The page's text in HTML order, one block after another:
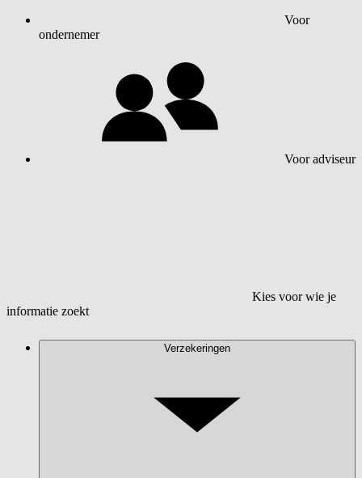
Voor
ondernemer
Voor adviseur
Kies voor wie je
informatie zoekt
Verzekeringen